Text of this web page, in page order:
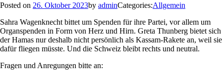
Posted on 26. Oktober 2023by adminCategories:Allgemein
Sahra Wagenknecht bittet um Spenden für ihre Partei, vor allem um
Organspenden in Form von Herz und Hirn. Greta Thunberg bietet sich
der Hamas nur deshalb nicht persönlich als Kassam-Rakete an, weil sie
dafür fliegen müsste. Und die Schweiz bleibt rechts und neutral.
Fragen und Anregungen bitte an: